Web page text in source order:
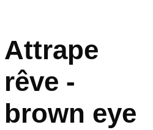
Attrape
rêve -
brown eye